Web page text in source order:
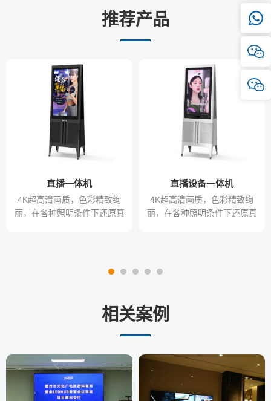
推荐产品
直播一体机
4K超高清画质，色彩精致绚
丽，在各种照明条件下还原真
直播设备一体机
4K超高清画质，色彩精致绚
丽，在各种照明条件下还原真
相关案例